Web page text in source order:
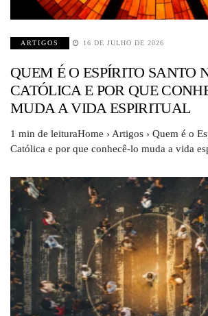
ARTIGOS 16 DE JULHO DE 2026
QUEM É O ESPÍRITO SANTO
CATÓLICA E POR QUE
MUDA A VIDA ESPIRITUAL
1 min de leituraHome › Artigos › Quem é o
Católica e por que conhecê-lo muda a vida